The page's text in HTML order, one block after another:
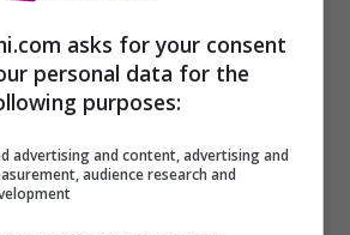
di nuovo
il controllo
asks for your consent
personal data for the
purposes:
advertising and content, advertising and
audience research and